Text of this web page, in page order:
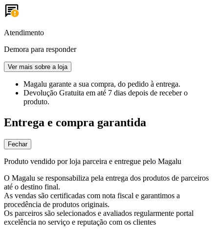
Atendimento
Demora para responder
Ver mais sobre a loja
Magalu garante a sua compra, do pedido à entrega.
Devolução Gratuita em até 7 dias depois de receber o
produto.
Entrega e compra garantida
Fechar
Produto vendido por loja parceira e entregue pelo Magalu
O Magalu se responsabiliza pela entrega dos produtos de parceiros
até o destino final.
As vendas são certificadas com nota fiscal e garantimos a
procedência de produtos originais.
Os parceiros são selecionados e avaliados regularmente portal
excelência no serviço e reputação com os clientes